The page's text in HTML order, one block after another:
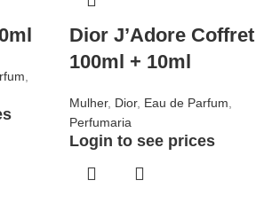
Dior J’Adore Coffret
100ml + 10ml
Mulher, Dior, Eau de Parfum
Perfumaria
Login to see prices